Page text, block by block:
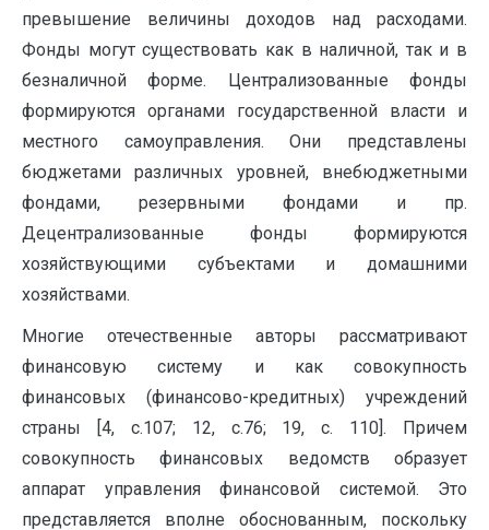
превышение величины доходов над расходами.
Фонды могут существовать как в наличной, так и в
безналичной форме. Централизованные фонды
формируются органами государственной власти и
местного самоуправления. Они представлены
бюджетами различных уровней, внебюджетными
фондами, резервными фондами и пр.
Децентрализованные фонды формируются
хозяйствующими субъектами и домашними
хозяйствами.
Многие отечественные авторы рассматривают
финансовую систему и как совокупность
финансовых (финансово-кредитных) учреждений
страны [4, с.107; 12, с.76; 19, с. 110]. Причем
совокупность финансовых ведомств образует
аппарат управления финансовой системой. Это
представляется вполне обоснованным, поскольку